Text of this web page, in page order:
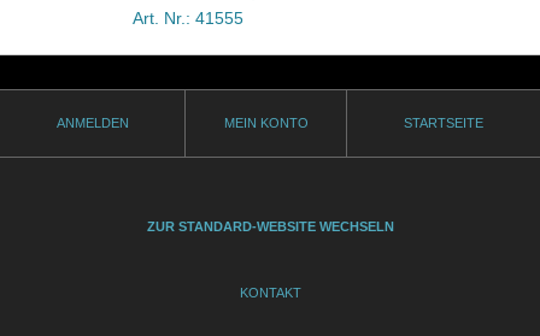
Art. Nr.: 41555
ANMELDEN MEIN KONTO STARTSEITE
ZUR STANDARD-WEBSITE WECHSELN
KONTAKT